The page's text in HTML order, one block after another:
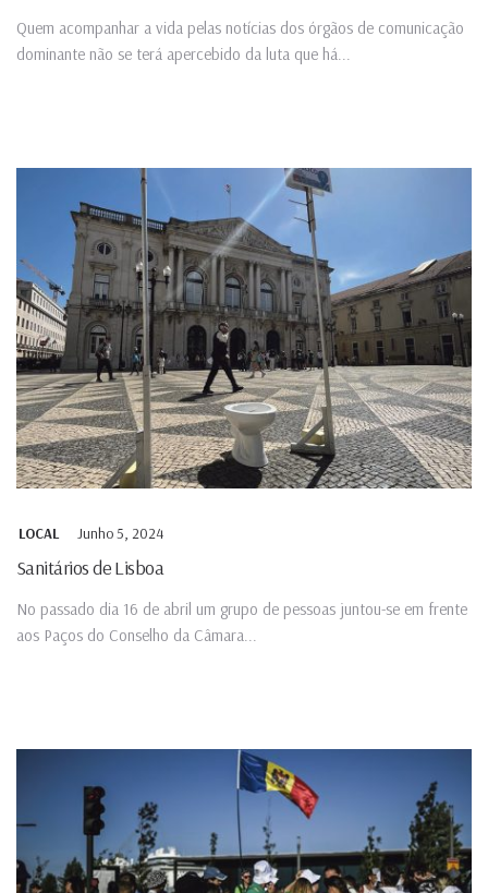
Quem acompanhar a vida pelas notícias dos órgãos de comunicação
dominante não se terá apercebido da luta que há...
LOCAL Junho 5, 2024
Sanitários de Lisboa
No passado dia 16 de abril um grupo de pessoas juntou-se em frente
aos Paços do Conselho da Câmara...